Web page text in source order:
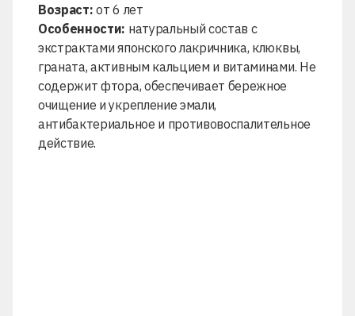
Возраст: от 6 лет
Особенности: натуральный состав с
экстрактами японского лакричника, клюквы,
граната, активным кальцием и витаминами. Не
содержит фтора, обеспечивает бережное
очищение и укрепление эмали,
антибактериальное и противовоспалительное
действие.